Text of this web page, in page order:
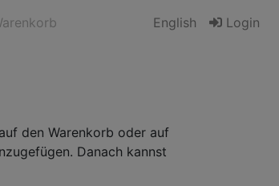
English Login
den Warenkorb oder auf
Danach kannst